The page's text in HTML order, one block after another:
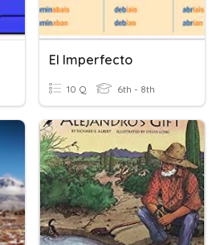
El Imperfecto
10 Q 6th - 8th